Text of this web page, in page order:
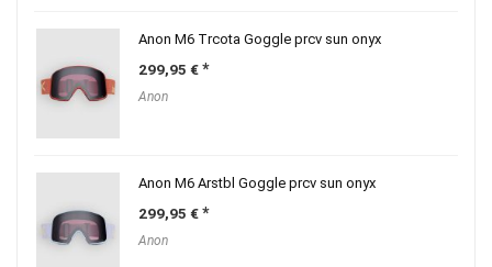
Anon M6 Trcota Goggle prcv sun onyx
299,95 €
Anon
Anon M6 Arstbl Goggle prcv sun onyx
299,95 €
Anon